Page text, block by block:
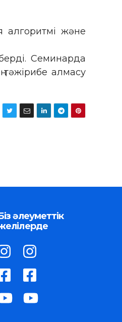
алгоритмі және
Семинарда
тәжірибе алмасу
әлеуметтік